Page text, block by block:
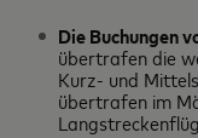
Die Buchungen
übertrafen die
Kurz- und
übertrafen im